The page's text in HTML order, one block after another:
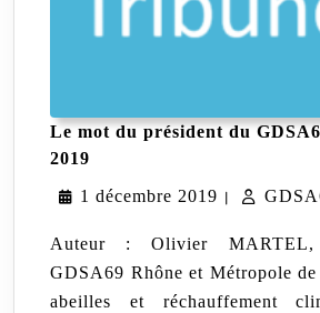
Le mot du président du
2019
du
du
–
Décembre
1 décembre 2019 1
2019
|
Auteur : Olivier MARTEL, président du
GDSA69 Rhône et Métropole
abeilles et réchauffement